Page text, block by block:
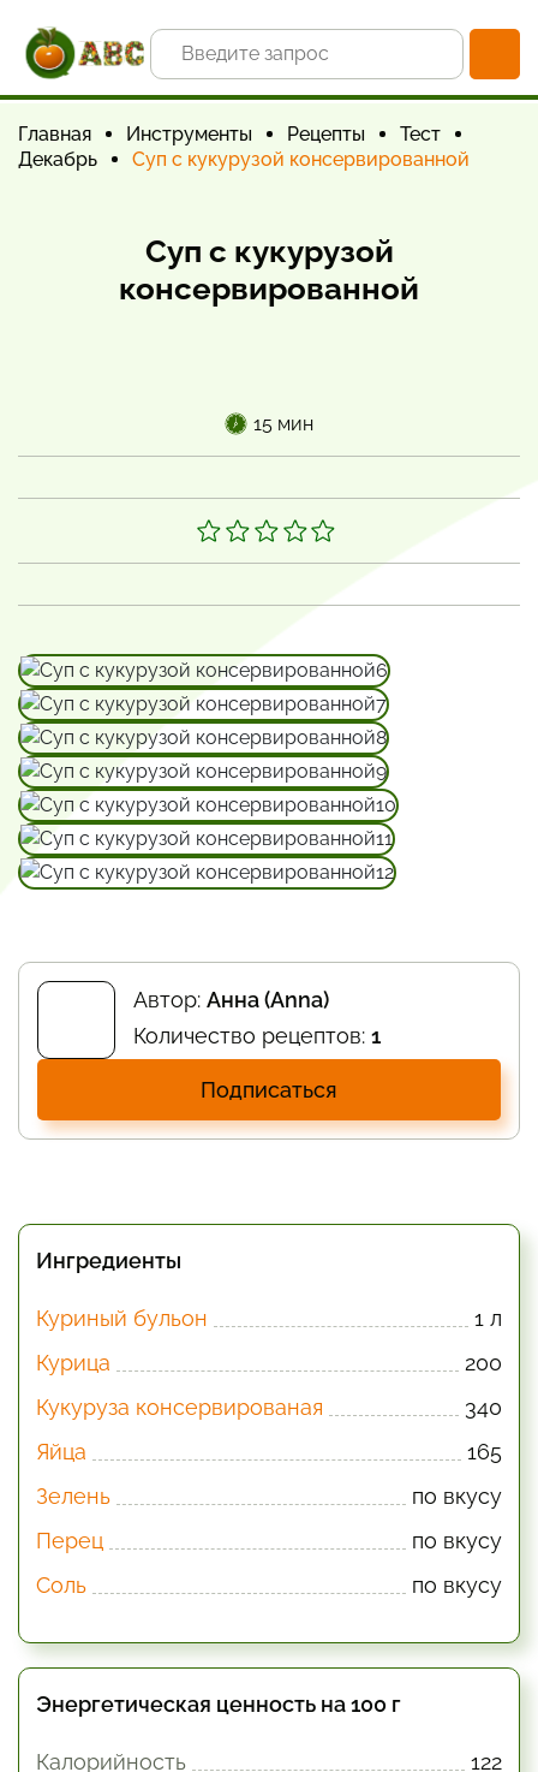
Главная Инструменты Рецепты
Тест
Декабрь
Суп с кукурузой консервированной
Суп с кукурузой
консервированной
15 мин
Автор: Анна (Anna)
Количество рецептов: 1
Подписаться
Ингредиенты
Куриный бульон
1 л
Курица
200
Кукуруза консервированая
340
Яйца
165
Зелень
по вкусу
Перец
по вкусу
Соль
по вкусу
Энергетическая ценность на 100 г
Калорийность
122